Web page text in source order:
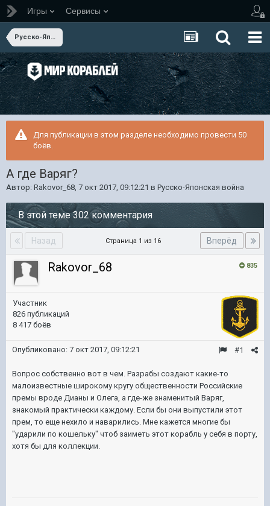
Игры Сервисы
Русско-Японская война
Для публикации в этом разделе необходимо провести 50
боёв.
А где Варяг?
Автор: Rakovor_68, 7 окт 2017, 09:12:21 в Русско-Японская война
В этой теме 302 комментария
Назад Вперёд
Страница 1 из 16
835
Rakovor_68
Участник
826 публикаций
8 417 боёв
#1
Опубликовано: 7 окт 2017, 09:12:21
Вопрос собственно вот в чем. Разрабы создают какие-то
малоизвестные широкому кругу общественности Российские
премы вроде Дианы и Олега, а где-же знаменитый Варяг,
знакомый практически каждому. Если бы они выпустили этот
прем, то еще нехило и наварились. Мне кажется многие бы
"ударили по кошельку" чтоб заиметь этот корабль у себя в порту,
хотя бы для коллекции.